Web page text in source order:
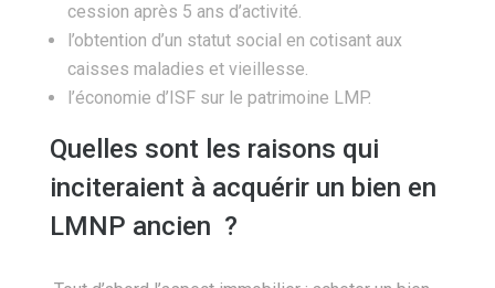
cession après 5 ans d’activité.
l’obtention d’un statut social en cotisant aux
caisses maladies et vieillesse.
l’économie d’ISF sur le patrimoine LMP.
Quelles sont les raisons qui
inciteraient à acquérir un bien en
LMNP ancien ?